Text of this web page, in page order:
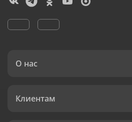
О нас
Клиентам